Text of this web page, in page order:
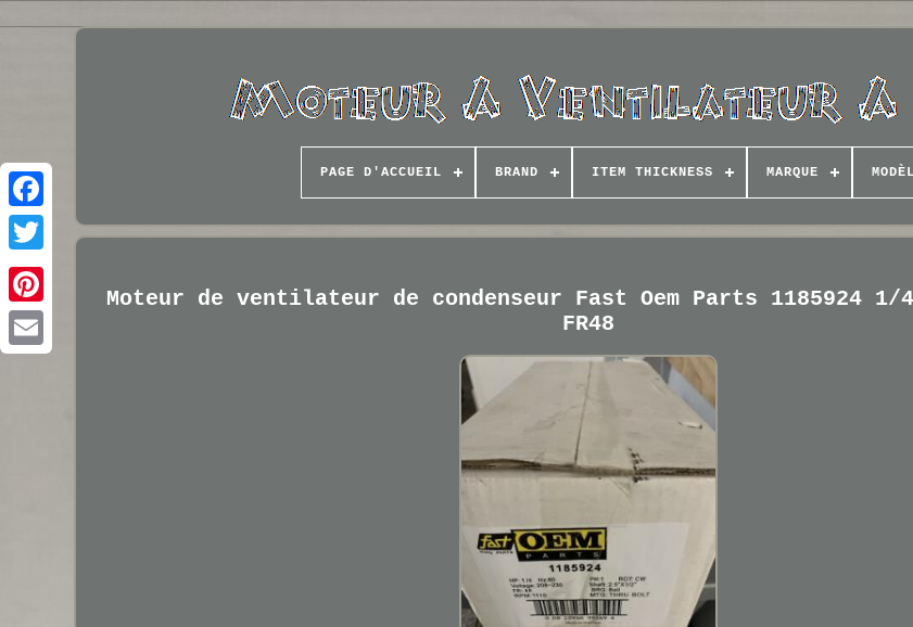
PAGE D'ACCUEIL BRAND ITEM THICKNESS MARQUE
Moteur de ventilateur de condenseur Fast Oem Parts 1185924 1/4
FR48